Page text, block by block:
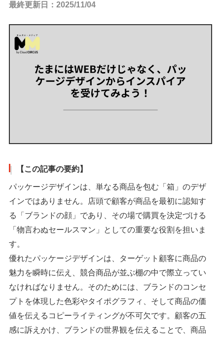
最終更新日：2025/11/04
【この記事の要約】
パッケージデザインは、単なる商品を包む「箱」のデザ
インではありません。店頭で顧客が商品を最初に認知す
る「ブランドの顔」であり、その場で購買を決定づける
「物言わぬセールスマン」としての重要な役割を担いま
す。
優れたパッケージデザインは、ターゲット顧客に商品の
魅力を瞬時に伝え、競合商品が並ぶ棚の中で際立ってい
なければなりません。そのためには、ブランドのコンセ
プトを体現した色彩やタイポグラフィ、そして商品の価
値を伝えるコピーライティングが不可欠です。顧客の五
感に訴えかけ、ブランドの世界観を伝えることで、商品